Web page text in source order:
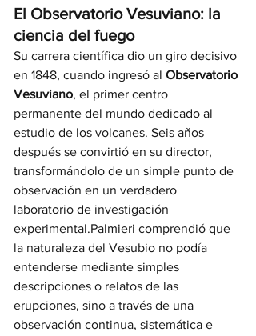
El Observatorio Vesuviano: la
ciencia del fuego
Su carrera científica dio un giro decisivo
en 1848, cuando ingresó al Observatorio
Vesuviano, el primer centro
permanente del mundo dedicado al
estudio de los volcanes. Seis años
después se convirtió en su director,
transformándolo de un simple punto de
observación en un verdadero
laboratorio de investigación
experimental.Palmieri comprendió que
la naturaleza del Vesubio no podía
entenderse mediante simples
descripciones o relatos de las
erupciones, sino a través de una
observación continua, sistemática e